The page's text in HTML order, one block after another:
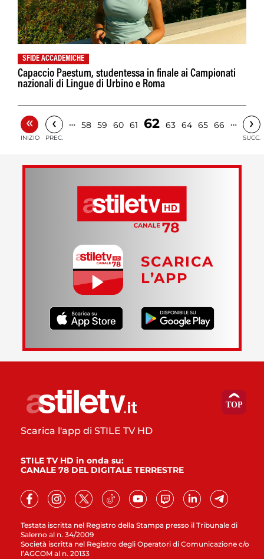
SFIDE ACCADEMICHE
Capaccio Paestum, studentessa in finale ai Campionati
nazionali di Lingue di Urbino e Roma
«
INIZIO
‹
PREC.
… 58 59 60 61 62 63 64 65 66 … ›
SUCC.
SCARICA
L’APP
Testata iscritta nel Registro della Stampa presso il Tribunale di
Salerno al n. 34/2009
Società iscritta nel Registro degli Operatori di Comunicazione c/o
l’AGCOM al n. 20133
Scarica l'app di STILE TV HD
STILE TV HD in onda su:
CANALE 78 DEL DIGITALE TERRESTRE